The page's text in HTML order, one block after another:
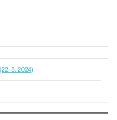
5. 2024)